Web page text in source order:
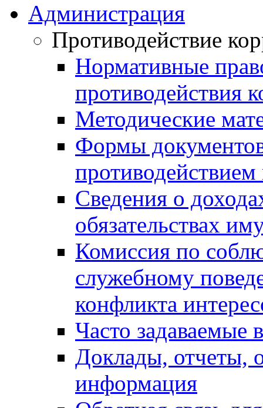
Администрация
Противодействие
Нормативные
противодействия
Методические
Формы
Сведения о
обязательствах
Комиссия по
служебному
конфликта
Часто задаваемые
Доклады, отчеты,
информация